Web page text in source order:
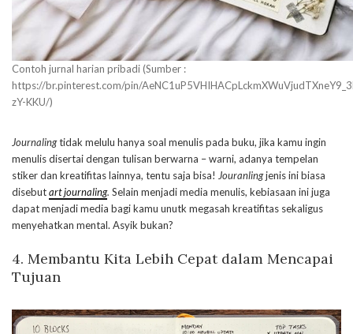
Contoh jurnal harian pribadi (Sumber :
https://br.pinterest.com/pin/
zY-KKU/)
Journalingtidak melulu hanya soal menulis pada buku, jika kamu ingin
menulis disertai dengan tulisan berwarna – warni, adanya tempelan
stiker dan kreatifitas lainnya, tentu saja bisa! Jouranlingjenis ini biasa
disebutart journaling. Selain menjadi media menulis, kebiasaan ini juga
dapat menjadi media bagi kamu unutk megasah kreatifitas sekaligus
menyehatkan mental. Asyik bukan?
4. Membantu Kita Lebih Cepat dalam Mencapai
Tujuan